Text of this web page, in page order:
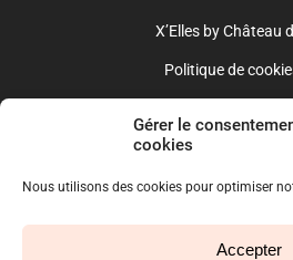
Gérer le
cookies
Nous utilisons des cookies pour optimiser
Accepter
X’Elles by Château
Politique de
Réalisé par l’agence web :